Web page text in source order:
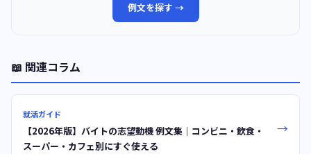
例文を探す →
📖 関連コラム
就活ガイド
【2026年版】バイトの志望動機 例文集｜コンビニ・飲食・
スーパー・カフェ別にすぐ使える
→